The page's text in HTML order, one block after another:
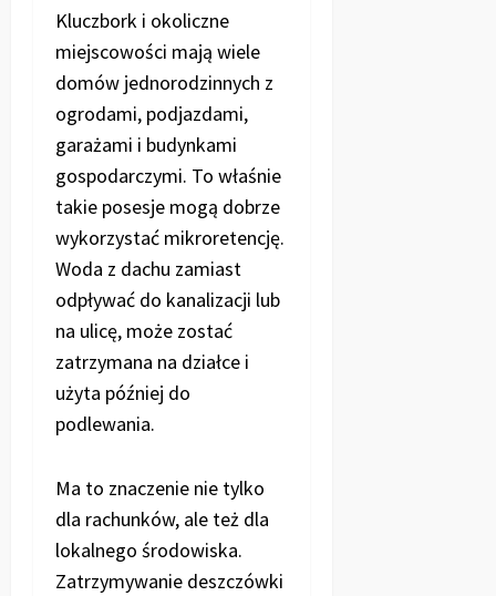
Kluczbork i okoliczne
miejscowości mają wiele
domów jednorodzinnych z
ogrodami, podjazdami,
garażami i budynkami
gospodarczymi. To właśnie
takie posesje mogą dobrze
wykorzystać mikroretencję.
Woda z dachu zamiast
odpływać do kanalizacji lub
na ulicę, może zostać
zatrzymana na działce i
użyta później do
podlewania.
Ma to znaczenie nie tylko
dla rachunków, ale też dla
lokalnego środowiska.
Zatrzymywanie deszczówki